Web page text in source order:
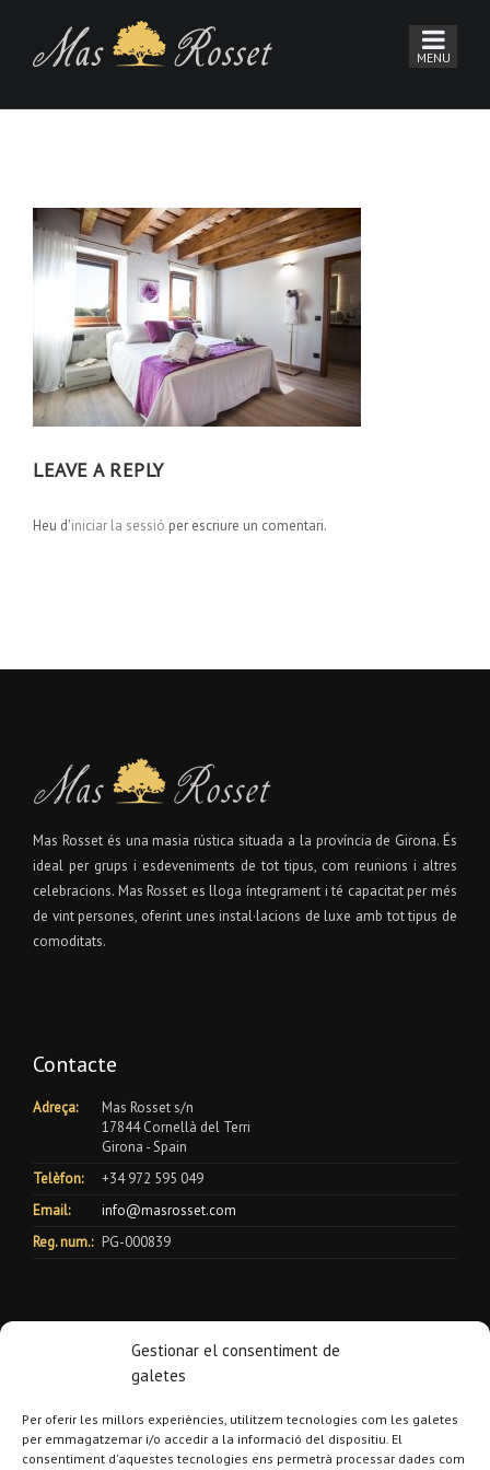
Gestionar el consentiment de
galetes
Per oferir les millors experiències, utilitzem tecnologies com les galetes
per emmagatzemar i/o accedir a la informació del dispositiu. El
consentiment d'aquestes tecnologies ens permetrà processar dades com
LEAVE A REPLY
Heu d'iniciar la sessió per escriure un comentari.
Mas Rosset és una masia rústica situada a la província de Girona. És
ideal per grups i esdeveniments de tot tipus, com reunions i altres
celebracions. Mas Rosset es lloga íntegrament i té capacitat per més
de vint persones, oferint unes instal·lacions de luxe amb tot tipus de
comoditats.
Contacte
Adreça:
Mas Rosset s/n
17844 Cornellà del Terri
Girona - Spain
Telèfon:
+34 972 595 049
Email:
info@masrosset.com
Reg. num.: PG-000839